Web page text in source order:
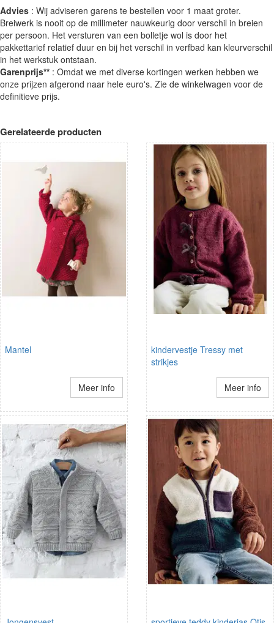
Advies : Wij adviseren garens te bestellen voor 1 maat groter.
Breiwerk is nooit op de millimeter nauwkeurig door verschil in breien
per persoon. Het versturen van een bolletje wol is door het
pakkettarief relatief duur en bij het verschil in verfbad kan kleurverschil
in het werkstuk ontstaan.
Garenprijs** : Omdat we met diverse kortingen werken hebben we
onze prijzen afgerond naar hele euro's. Zie de winkelwagen voor de
definitieve prijs.
Gerelateerde producten
Mantel
Meer info
kindervestje Tressy met
strikjes
Meer info